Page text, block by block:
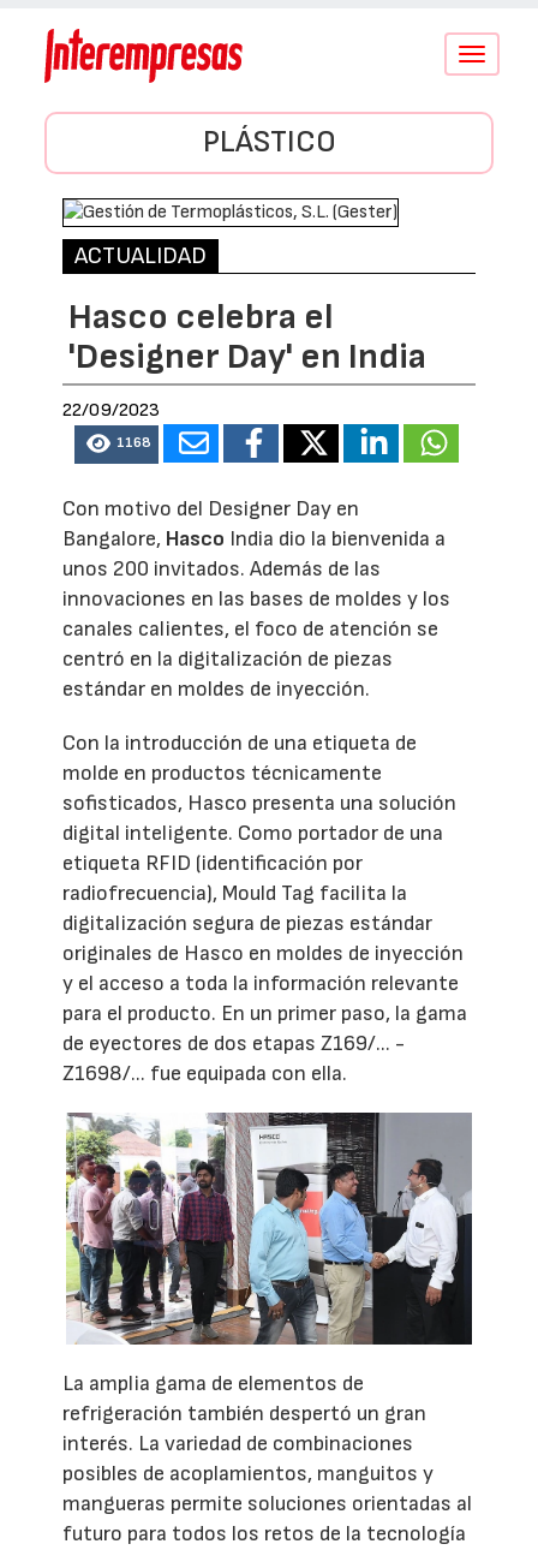
Conmutar
PLÁSTICO
ACTUALIDAD
Hasco celebra el
'Designer Day' en India
22/09/2023
1168
Con motivo del Designer Day en
Bangalore, Hasco India dio la bienvenida a
unos 200 invitados. Además de las
innovaciones en las bases de moldes y los
canales calientes, el foco de atención se
centró en la digitalización de piezas
estándar en moldes de inyección.
Con la introducción de una etiqueta de
molde en productos técnicamente
sofisticados, Hasco presenta una solución
digital inteligente. Como portador de una
etiqueta RFID (identificación por
radiofrecuencia), Mould Tag facilita la
digitalización segura de piezas estándar
originales de Hasco en moldes de inyección
y el acceso a toda la información relevante
para el producto. En un primer paso, la gama
de eyectores de dos etapas Z169/... -
Z1698/... fue equipada con ella.
La amplia gama de elementos de
refrigeración también despertó un gran
interés. La variedad de combinaciones
posibles de acoplamientos, manguitos y
mangueras permite soluciones orientadas al
futuro para todos los retos de la tecnología